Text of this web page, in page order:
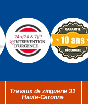
Travaux de zinguerie 31
Haute-Garonne